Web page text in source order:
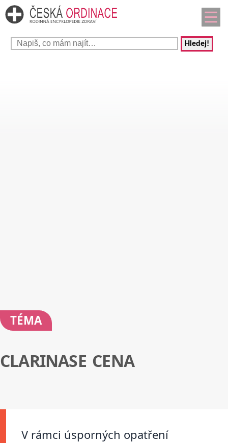
Hledej!
TÉMA
CLARINASE CENA
V rámci úsporných opatření